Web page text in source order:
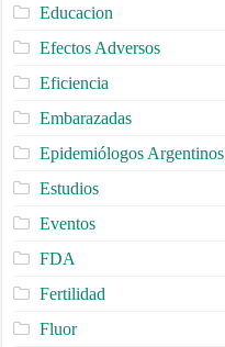
Educacion
Efectos Adversos
Eficiencia
Embarazadas
Epidemiólogos Argentinos
Estudios
Eventos
FDA
Fertilidad
Fluor